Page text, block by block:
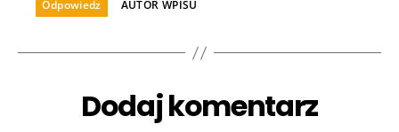
Odpowiedz AUTOR WPISU
Dodaj komentarz